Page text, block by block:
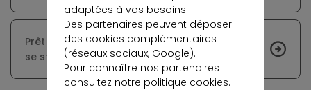
Prêt immobilier : les taux des crédits pourraient
se stabiliser en 2024
adaptées à vos besoins.
Des partenaires peuvent déposer
des cookies complémentaires
(réseaux sociaux, Google).
Pour connaître nos partenaires
consultez notre politique cookies.